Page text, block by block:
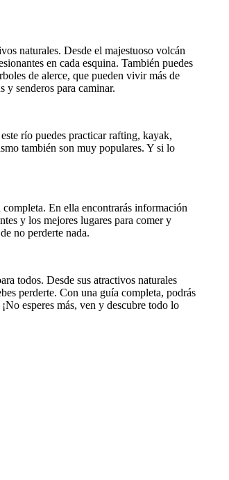
naturales. Desde el majestuoso volcán
en cada esquina. También puedes
de alerce, que pueden vivir más de
y senderos para caminar.
río puedes practicar rafting, kayak,
también son muy populares. Y si lo
En ella encontrarás información
y los mejores lugares para comer y
no perderte nada.
todos. Desde sus atractivos naturales
perderte. Con una guía completa, podrás
esperes más, ven y descubre todo lo